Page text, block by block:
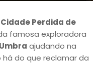
Cidade Perdida de
famosa exploradora
Umbra ajudando na
do que reclamar da